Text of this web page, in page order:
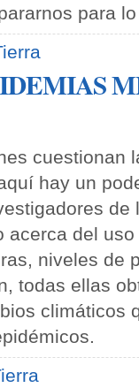
para
cuestionan
hay un
de
acerca del
niveles de
todas ellas
climáticos